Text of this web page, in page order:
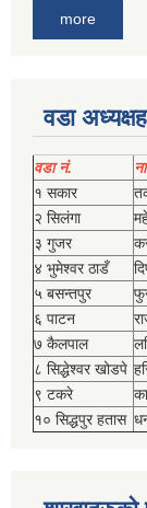
more
वडा
वडा नं.
१ सकार
२ सिलंगा
३ गुजर
४ भुमेश्‍वर ठाडँ
५ बसन्तपुर
६ पाटन
७ कैलपाल
८ सिद्धेश्‍वर खोडपे
९ टकरे
१० सिद्धपुर हतास